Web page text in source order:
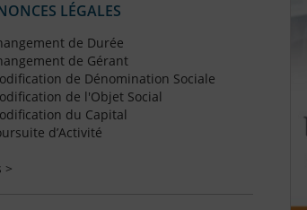
LÉGALES
de Durée
de Gérant
de Dénomination Sociale
de l'Objet Social
du Capital
d’Activité
>